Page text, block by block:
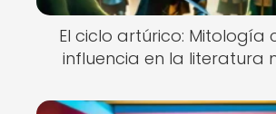
El ciclo artúrico: Mitología
influencia en la literatura